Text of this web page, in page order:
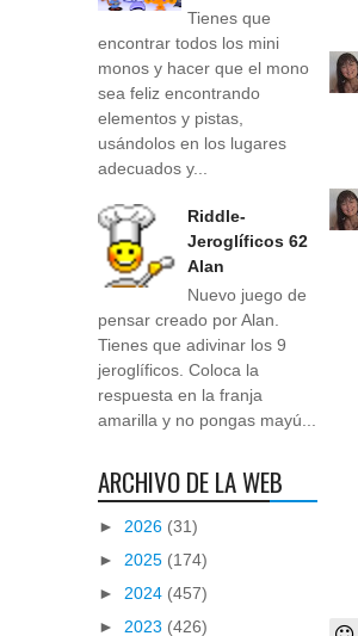
Tienes que
encontrar todos los mini
monos y hacer que el mono
sea feliz encontrando
elementos y pistas,
usándolos en los lugares
adecuados y...
Riddle-
Jeroglíficos 62
Alan
Nuevo juego de
pensar creado por Alan.
Tienes que adivinar los 9
jeroglíficos. Coloca la
respuesta en la franja
amarilla y no pongas mayú...
ARCHIVO DE LA WEB
► 2026 (31)
► 2025 (174)
► 2024 (457)
► 2023 (426)